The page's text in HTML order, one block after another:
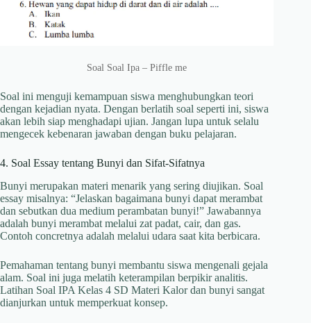
Soal Soal Ipa – Piffle me
Soal ini menguji kemampuan siswa menghubungkan teori
dengan kejadian nyata. Dengan berlatih soal seperti ini, siswa
akan lebih siap menghadapi ujian. Jangan lupa untuk selalu
mengecek kebenaran jawaban dengan buku pelajaran.
4. Soal Essay tentang Bunyi dan Sifat-Sifatnya
Bunyi merupakan materi menarik yang sering diujikan. Soal
essay misalnya: “Jelaskan bagaimana bunyi dapat merambat
dan sebutkan dua medium perambatan bunyi!” Jawabannya
adalah bunyi merambat melalui zat padat, cair, dan gas.
Contoh concretnya adalah melalui udara saat kita berbicara.
Pemahaman tentang bunyi membantu siswa mengenali gejala
alam. Soal ini juga melatih keterampilan berpikir analitis.
Latihan Soal IPA Kelas 4 SD Materi Kalor dan bunyi sangat
dianjurkan untuk memperkuat konsep.